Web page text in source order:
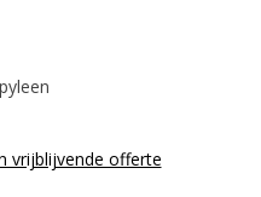
vrijblijvende offerte